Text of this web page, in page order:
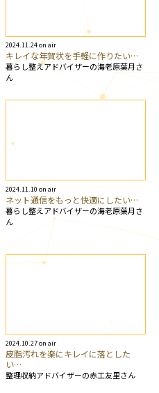
2024.11.24 on air
キレイな年賀状を手軽に作りたい…
暮らし整えアドバイザーの海老原葉月さ
ん
2024.11.10 on air
ネット通信をもっと快適にしたい…
暮らし整えアドバイザーの海老原葉月さ
ん
2024.10.27 on air
皮脂汚れを楽にキレイに落とした
い…
整理収納アドバイザーの赤工友里さん